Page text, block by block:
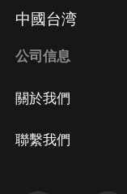
中國台湾
公司信息
關於我們
聯繫我們